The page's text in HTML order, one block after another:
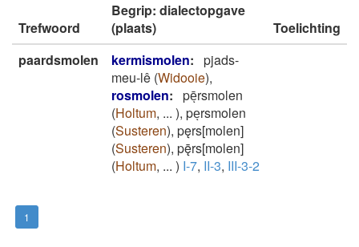
Trefwoord
Begrip: dialectopgave
(plaats)
Toelichting
paardsmolen
kermismolen: pjads-
meu-lê (Widooie),
rosmolen: pēͅrsmolen
(Holtum, ... ), peͅrsmolen
(Susteren), pęrs[molen]
(Susteren), pę̄rs[molen]
(Holtum, ... ) I-7, II-3, III-3-2
1